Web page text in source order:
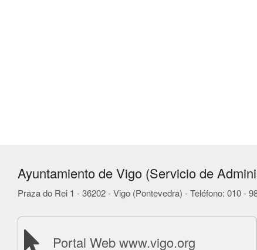
Ayuntamiento de Vigo (Servicio de
Praza do Rei 1 - 36202 - Vigo (Pontevedra) - Teléfono: 010 -
Portal Web www.vigo.org